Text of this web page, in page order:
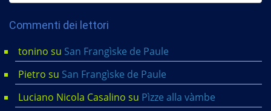
Commenti dei lettori
tonino su San Frangìske de Paule
Pietro su San Frangìske de Paule
Luciano Nicola Casalino su Pìzze alla vàmbe